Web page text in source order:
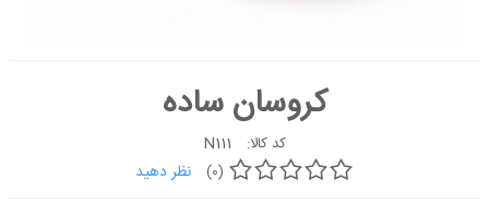
کروسان ساده
کد کالا: N111
(0) نظر دهید